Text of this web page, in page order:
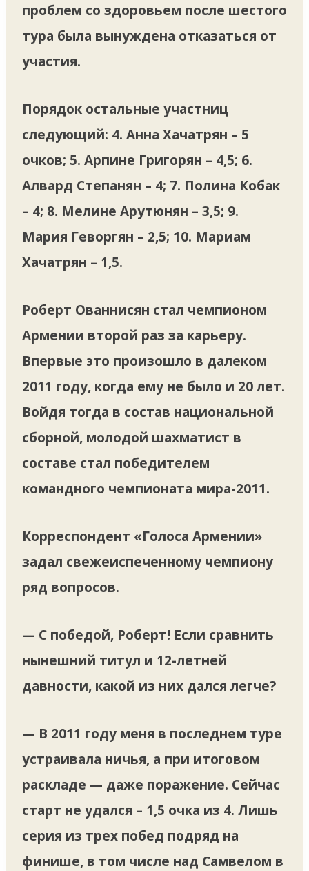
проблем со здоровьем после шестого
тура была вынуждена отказаться от
участия.
Порядок остальные участниц
следующий: 4. Анна Хачатрян – 5
очков; 5. Арпине Григорян – 4,5; 6.
Алвард Степанян – 4; 7. Полина Кобак
– 4; 8. Мелине Арутюнян – 3,5; 9.
Мария Геворгян – 2,5; 10. Мариам
Хачатрян – 1,5.
Роберт Ованнисян стал чемпионом
Армении второй раз за карьеру.
Впервые это произошло в далеком
2011 году, когда ему не было и 20 лет.
Войдя тогда в состав национальной
сборной, молодой шахматист в
составе стал победителем
командного чемпионата мира-2011.
Корреспондент «Голоса Армении»
задал свежеиспеченному чемпиону
ряд вопросов.
— С победой, Роберт! Если сравнить
нынешний титул и 12-летней
давности, какой из них дался легче?
— В 2011 году меня в последнем туре
устраивала ничья, а при итоговом
раскладе — даже поражение. Сейчас
старт не удался – 1,5 очка из 4. Лишь
серия из трех побед подряд на
финише, в том числе над Самвелом в